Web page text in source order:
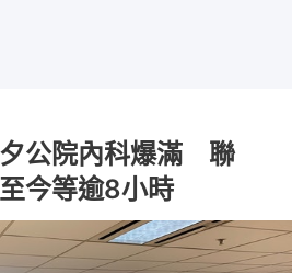
夕公院內科爆滿 聯
今等逾8小時